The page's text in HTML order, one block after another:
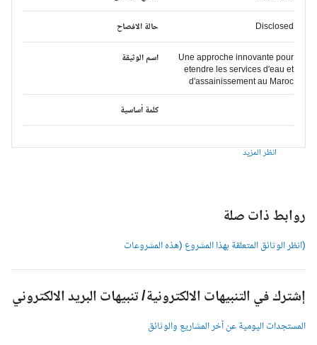
حالة الافصاح Disclosed
اسم الوثيقة
Une approche innovante pour
etendre les services d'eau et
d'assainissement au Maroc
كلمة أساسية
انظر المزيد
روابط ذات صلة
(انظر الوثائق المتعلقة بهذا المشروع (هذه المشروعات
إشترك في التنبيهات الالكترونية/ تنبيهات البريد الالكتروني
المستجدات اليومية عن آخر المشاريع والوثائق